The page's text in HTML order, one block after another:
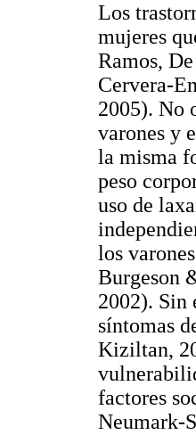
Los
mujeres
Ramos,
Cervera-
2005). No
varones y
la misma
peso
uso de
los
Burgeson
2002). Sin
síntomas
Kiziltan,
factores
Neumark-